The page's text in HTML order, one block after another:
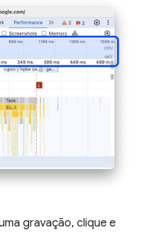
gravação, clique e